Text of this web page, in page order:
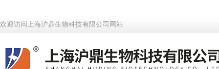
欢迎访问上海沪鼎生物科技有限公司网站